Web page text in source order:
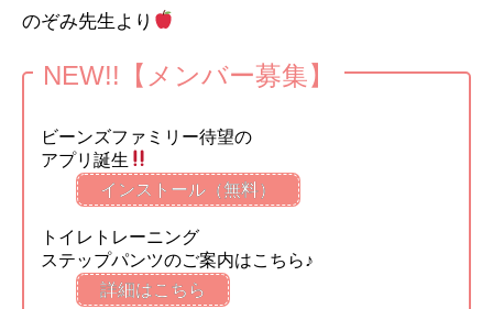
のぞみ先生より
NEW!!【メンバー募集】
ビーンズファミリー待望の
アプリ誕生
インストール（無料）
トイレトレーニング
ステップパンツのご案内はこちら♪
詳細はこちら